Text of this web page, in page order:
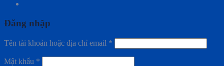
Đăng nhập
Tên tài khoản hoặc địa chỉ email *
Mật khẩu *